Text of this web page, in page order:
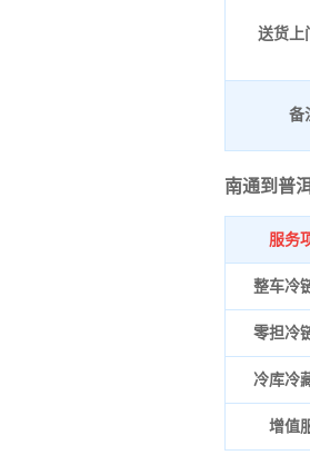
送货上
备
南通到普
服务
整车冷
零担冷
冷库冷
增值